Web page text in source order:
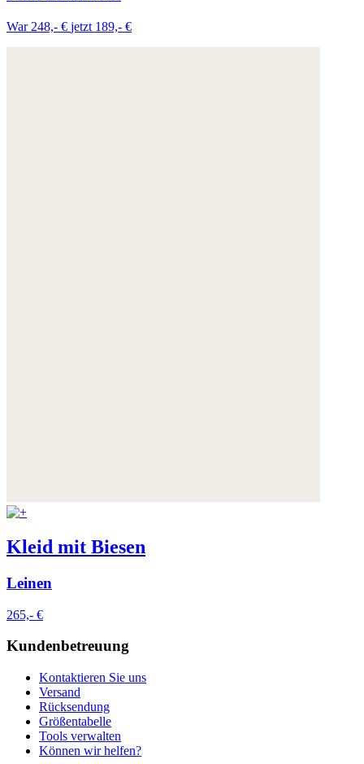
War 248,- € jetzt 189,- €
Kleid mit Biesen
Leinen
265,- €
Kundenbetreuung
Kontaktieren Sie uns
Versand
Rücksendung
Größentabelle
Tools verwalten
Können wir helfen?